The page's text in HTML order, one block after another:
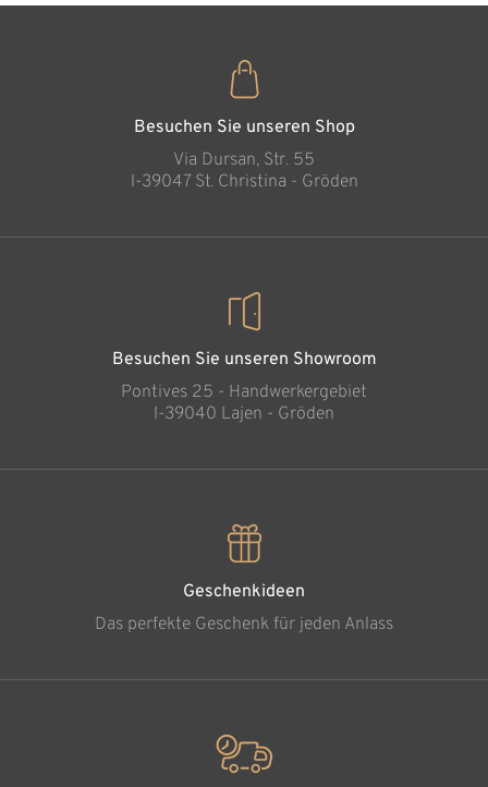
Hinzugefügt zum
Besuchen Sie unseren Shop
Via Dursan, Str. 55
l-39047 St. Christina - Gröden
Besuchen Sie unseren Showroom
Pontives 25 - Handwerkergebiet
l-39040 Lajen - Gröden
Geschenkideen
Das perfekte Geschenk für jeden Anlass